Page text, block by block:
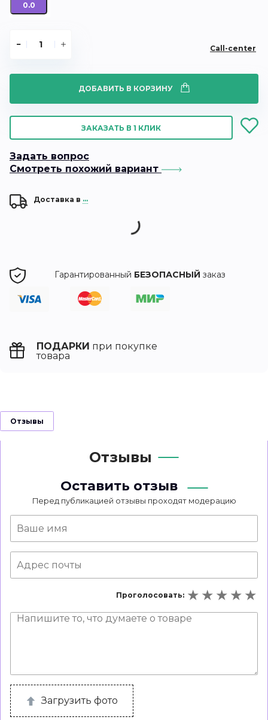
0.0
Call-center
ДОБАВИТЬ В КОРЗИНУ
ЗАКАЗАТЬ В 1 КЛИК
Задать вопрос
Смотреть похожий вариант
Доставка в ...
Гарантированный БЕЗОПАСНЫЙ заказ
ПОДАРКИ при покупке
товара
Отзывы
Отзывы
Оставить отзыв
Перед публикацией отзывы проходят модерацию
Проголосовать:
Загрузить фото